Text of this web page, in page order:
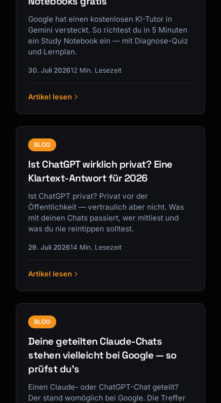
Google hat einen kostenlosen KI-Tutor in
Gemini versteckt. So richtest du in 5 Minuten
ein Study Notebook ein — mit Diagnose-Quiz
und Lernplan.
30. Juli 202612 Min. Lesezeit
Artikel lesen
BLOG
Ist ChatGPT wirklich privat? Eine
Klartext-Antwort für 2026
Ist ChatGPT privat? Privat vor der
Öffentlichkeit — vertraulich aber nicht. Was
mit deinen Chats passiert, wer mitliest und
was du nie reintippen solltest.
29. Juli 202614 Min. Lesezeit
Artikel lesen
BLOG
Deine geteilten Claude-Chats
stehen vielleicht bei Google — so
prüfst du's
Einen Claude- oder ChatGPT-Chat geteilt?
Der stand womöglich bei Google. Die Treffer